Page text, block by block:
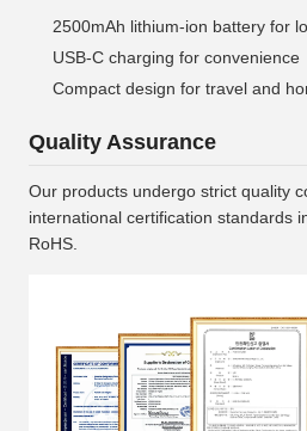
2500mAh lithium-ion battery for
USB-C charging for convenience
Compact design for travel and
Quality Assurance
Our products undergo strict quality
international certification standards
RoHS.